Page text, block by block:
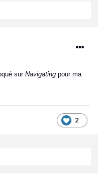
sur Navigating pour ma
2